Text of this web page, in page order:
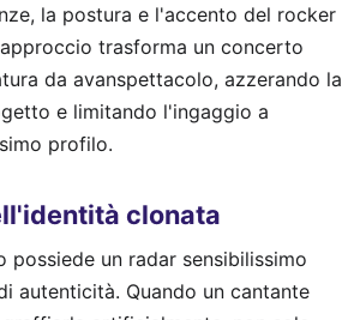
la postura e l'accento del rocker
trasforma un concerto
da avanspettacolo, azzerando la
e limitando l'ingaggio a
profilo.
clonata
possiede un radar sensibilissimo
autenticità. Quando un cantante